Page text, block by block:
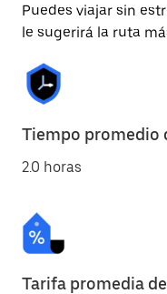
Puedes viajar sin
le sugerirá la ruta
Tiempo promedio
2.0 horas
Tarifa promedia